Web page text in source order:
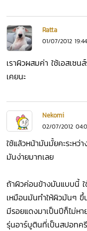
Ratta
01/07/2012
เราผิวผสมค่า ใช้เอสเซ
เคยนะ
Nekomi
02/07/2012
ใช้แล้วหน้ามันมั้ยคะระห
มันง่ายมากเลย
ถ้าผิวค่อนข้างมันแบบนี้ ใช้
เหมือนมันทำให้ผิวมันๆ
มีรอยแดงมาเป็นปีก็ไม่ห
รุ่นอาร์บูตินที่เป็นสปอทค